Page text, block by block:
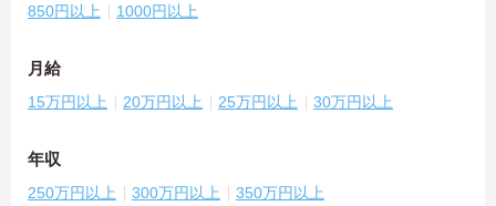
850円以上 1000円以上
月給
15万円以上 20万円以上 25万円以上 30万円以上
年収
250万円以上 300万円以上 350万円以上